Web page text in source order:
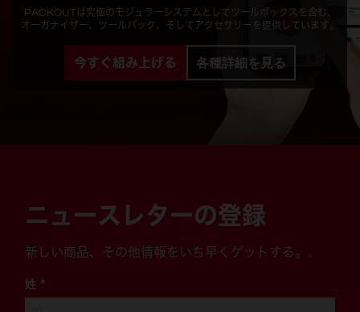
PACKOUTは究極のモジュラーシステムとしてツールボックスを含む、
オーガナイザー、ツールバック、そしてアクセサリーを提供しています。
今すぐ組み上げる 各種詳細を見る
ニュースレターの登録
新しい商品、その他情報をいち早くゲットする。.
姓 *